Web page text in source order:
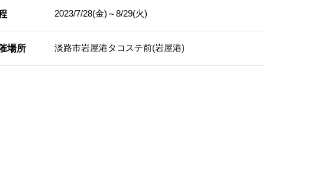
2023/7/28(金)～8/29(火)
場所 淡路市岩屋港タコステ前(岩屋港)